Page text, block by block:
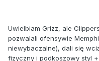
Uwielbiam Grizz, ale
pozwalali ofensywie
niewybaczalne), dali się
fizyczny i podkoszowy styl